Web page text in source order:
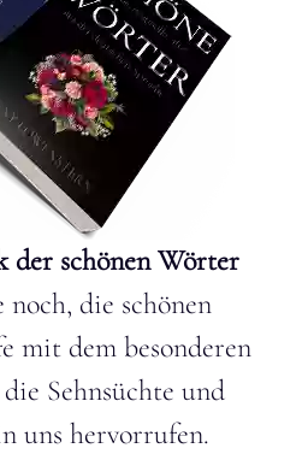
der schönen Wörter
noch, die schönen
mit dem besonderen
Sehnsüchte und
uns hervorrufen.